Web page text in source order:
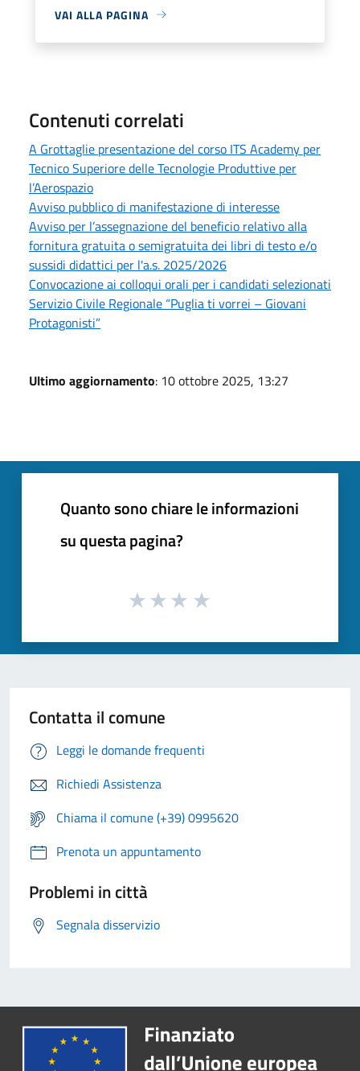
VAI ALLA PAGINA
Contenuti correlati
A Grottaglie presentazione del corso ITS Academy per
Tecnico Superiore delle Tecnologie Produttive per
l’Aerospazio
Avviso pubblico di manifestazione di interesse
Avviso per l’assegnazione del beneficio relativo alla
fornitura gratuita o semigratuita dei libri di testo e/o
sussidi didattici per l'a.s. 2025/2026
Convocazione ai colloqui orali per i candidati selezionati
Servizio Civile Regionale “Puglia ti vorrei – Giovani
Protagonisti”
Ultimo aggiornamento: 10 ottobre 2025, 13:27
Quanto sono chiare le informazioni
su questa pagina?
Contatta il comune
Leggi le domande frequenti
Richiedi Assistenza
Chiama il comune (+39) 0995620
Prenota un appuntamento
Problemi in città
Segnala disservizio